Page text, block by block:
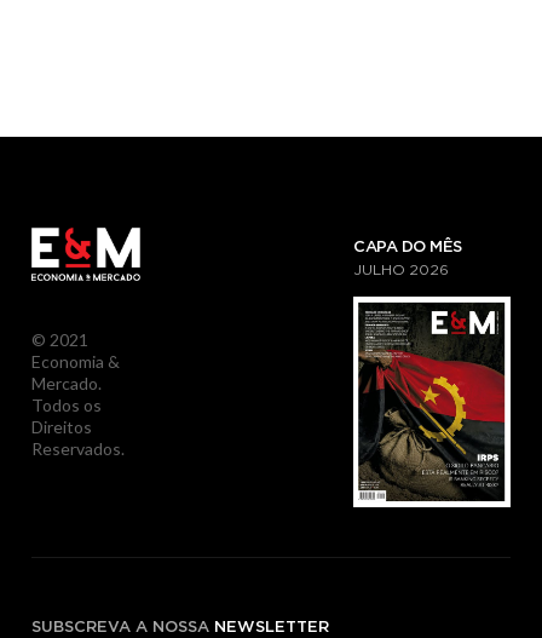
© 2021
Economia &
Mercado.
Todos os
Direitos
Reservados.
CAPA DO MÊS
JULHO 2026
SUBSCREVA A NOSSA NEWSLETTER